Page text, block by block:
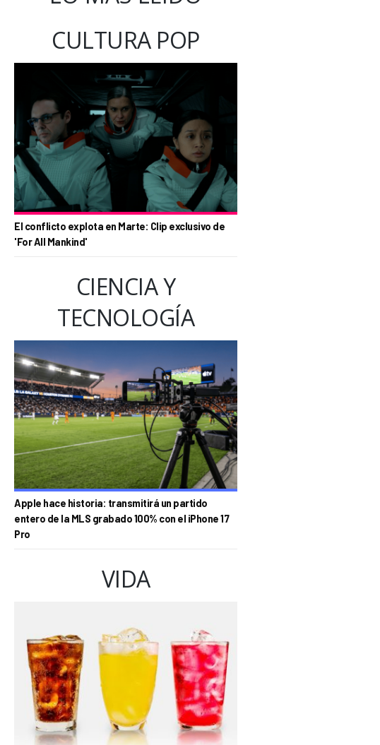
CULTURA POP
El conflicto explota en Marte: Clip exclusivo de
'For All Mankind'
CIENCIA Y
TECNOLOGÍA
Apple hace historia: transmitirá un partido
entero de la MLS grabado 100% con el iPhone 17
Pro
VIDA